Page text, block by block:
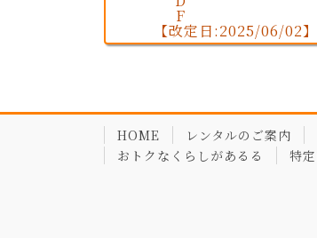
【改定日:2025/06/02】
HOME レンタルのご案内
おトクなくらしがあるる
特